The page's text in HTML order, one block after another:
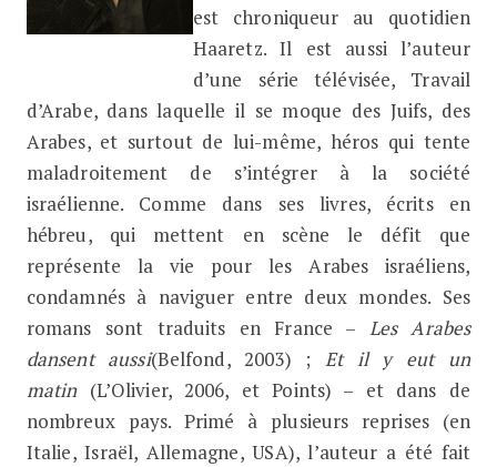
est chroniqueur au quotidien
Haaretz. Il est aussi l’auteur
d’une série télévisée, Travail
d’Arabe, dans laquelle il se moque des Juifs, des
Arabes, et surtout de lui-même, héros qui tente
maladroitement de s’intégrer à la société
israélienne. Comme dans ses livres, écrits en
hébreu, qui mettent en scène le défit que
représente la vie pour les Arabes israéliens,
condamnés à naviguer entre deux mondes. Ses
romans sont traduits en France – Les Arabes
dansent aussi(Belfond, 2003) ; Et il y eut un
matin(L’Olivier, 2006, et Points) – et dans de
nombreux pays. Primé à plusieurs reprises (en
Italie, Israël, Allemagne, USA), l’auteur a été fait